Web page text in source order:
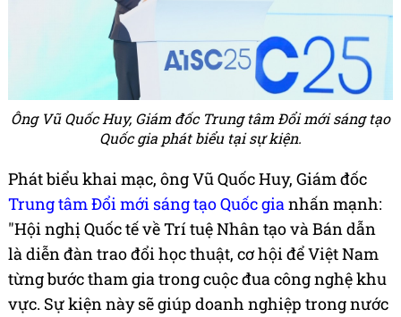
Ông Vũ Quốc Huy, Giám đốc Trung tâm Đổi mới sáng tạo
Quốc gia phát biểu tại sự kiện.
Phát biểu khai mạc, ông Vũ Quốc Huy, Giám đốc
Trung tâm Đổi mới sáng tạo Quốc gianhấn mạnh:
"Hội nghị Quốc tế về Trí tuệ Nhân tạo và Bán dẫn
là diễn đàn trao đổi học thuật, cơ hội để Việt Nam
từng bước tham gia trong cuộc đua công nghệ khu
vực. Sự kiện này sẽ giúp doanh nghiệp trong nước